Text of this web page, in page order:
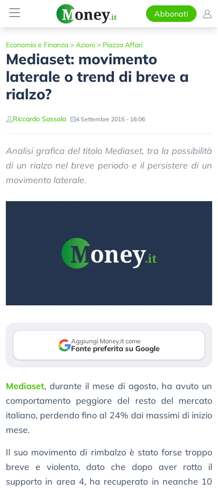
Abbonati
Economia e Finanza > Azioni > Piazza Affari
Mediaset: movimento
laterale o trend di breve a
rialzo?
Riccardo Sassola 4 Settembre 2015 - 16:06
Analisi grafica del titolo Mediaset, tra la possibilità
di un rialzo nel breve periodo e il persistere di un
movimento laterale.
Aggiungi Money.it come
Fonte preferita su Google
Mediaset, durante il mese di agosto, ha avuto un
comportamento peggiore del resto del mercato
italiano, perdendo fino al 24% dai massimi di inizio
mese.
Il suo movimento di rimbalzo è stato forse troppo
breve e violento, dato che dopo aver rotto il
supporto in area 4, ha recuperato in neanche 10